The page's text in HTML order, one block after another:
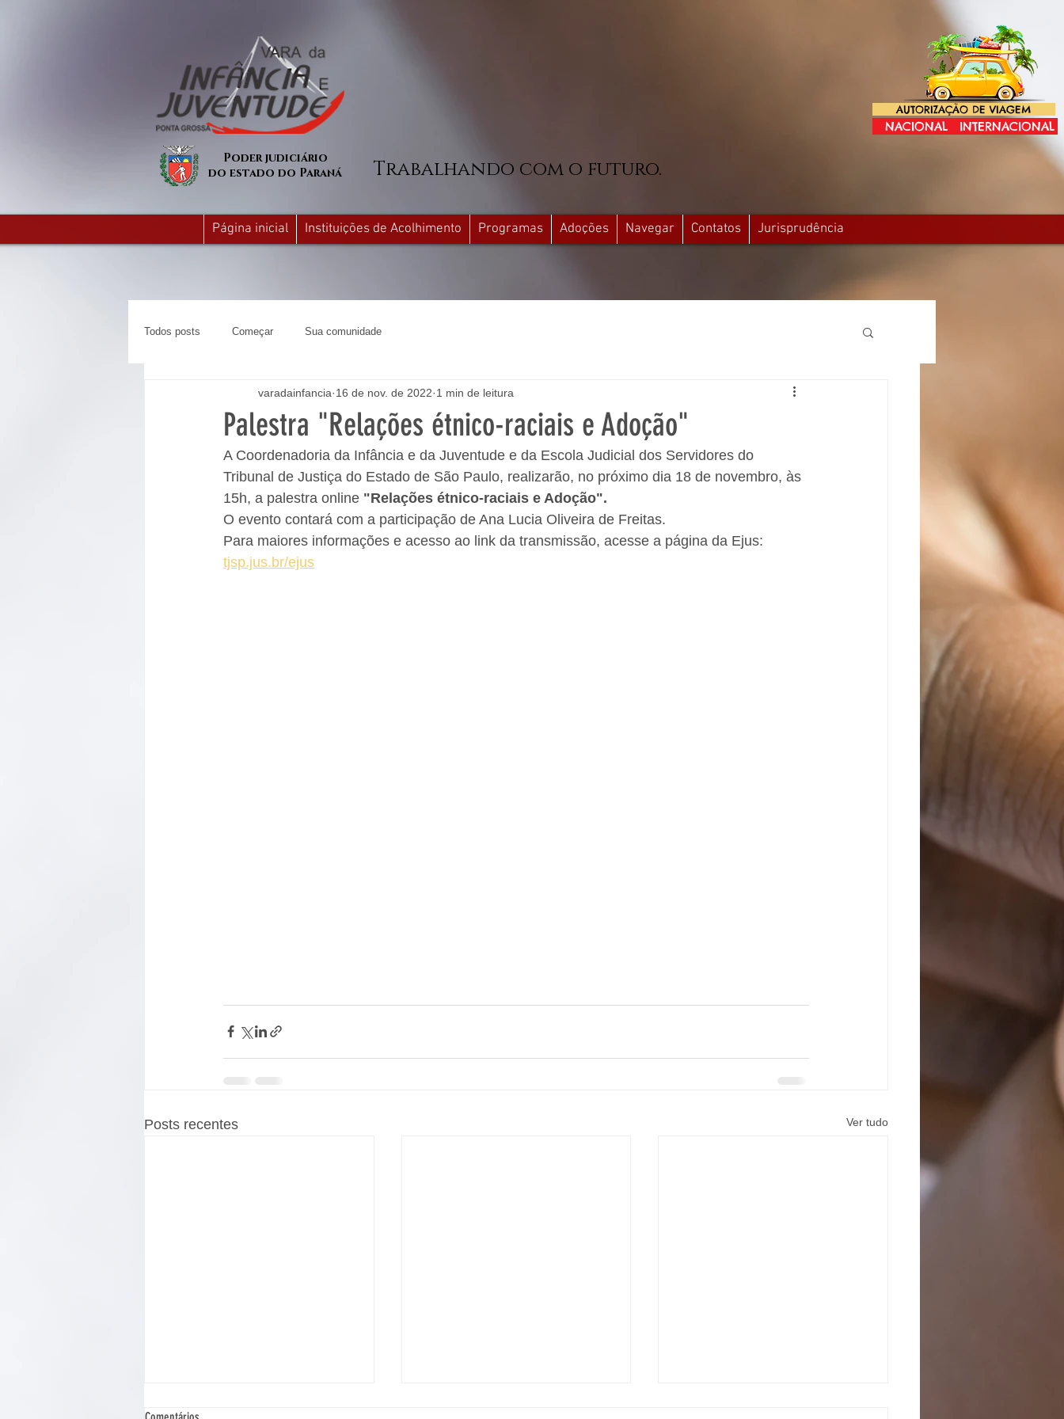
AUTORIZAÇÃO DE VIAGEM
NACIONAL INTERNACIONAL
Poder judiciário
do estado do Paraná
Trabalhando com o futuro.
Página inicial Instituições de Acolhimento Programas Adoções Navegar Contatos Jurisprudência
Todos posts Começar Sua comunidade
Palestra "Relações étnico-raciais e Adoção"
varadainfancia 16 de nov. de 2022 1 min de leitura
A Coordenadoria da Infância e da Juventude e da Escola Judicial dos Servidores do
Tribunal de Justiça do Estado de São Paulo, realizarão, no próximo dia 18 de novembro, às
15h, a palestra online "Relações étnico-raciais e Adoção".
O evento contará com a participação de Ana Lucia Oliveira de Freitas.
Para maiores informações e acesso ao link da transmissão, acesse a página da Ejus:
tjsp.jus.br/ejus
Posts recentes Ver tudo